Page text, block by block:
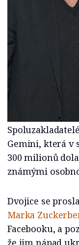
Gemini, která v
300 milionů
známými
Dvojice se
Marka
Facebooku, a
že jim nápad